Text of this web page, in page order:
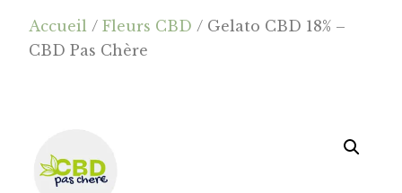
Cannanews.fr
Accueil /Fleurs CBD / Gelato CBD 18% –
CBD Pas Chère